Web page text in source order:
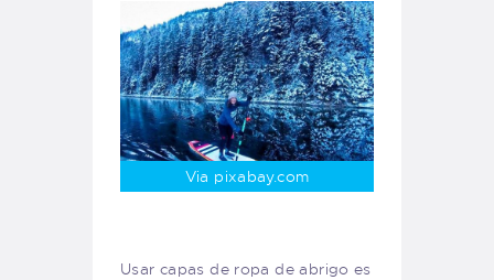
Via pixabay.com
Usar capas de ropa de abrigo es